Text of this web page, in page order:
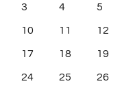
3 4 5
10 11 12
17 18 19
24 25 26